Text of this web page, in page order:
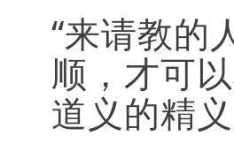
“来请教的
顺，才可
道义的精